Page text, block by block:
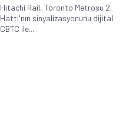
Hitachi Rail, Toronto Metrosu 2.
Hattı'nın sinyalizasyonunu dijital
CBTC ile...